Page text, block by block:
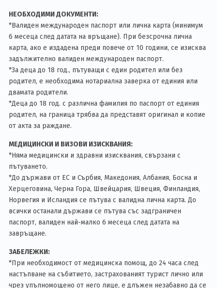
НЕОБХОДИМИ ДОКУМЕНТИ:
*Валиден международен паспорт или лична карта (минимум
6 месеца след датата на връщане). При безсрочна лична
карта, ако е издадена преди повече от 10 години, се изисква
задължително валиден международен паспорт.
*За деца до 18 год., пътуващи с един родител или без
родител, е необходима нотариална заверка от единия или
двамата родители.
*Деца до 18 год. с различна фамилия по паспорт от единия
родител, на граница трябва да представят оригинал и копие
от акта за раждане.
МЕДИЦИНСКИ И ВИЗОВИ ИЗИСКВАНИЯ:
*Няма медицински и здравни изисквания, свързани с
пътуването.
*До държави от ЕС и Сърбия, Македония, Албания, Босна и
Херцеговина, Черна Гора, Швейцария, Швеция, Финландия,
Норвегия и Исландия се пътува с валидна лична карта. До
всички останали държави се пътува със задграничен
паспорт, валиден най-малко 6 месеца след датата на
завръщане.
ЗАБЕЛЕЖКИ:
*При необходимост от медицинска помощ, до 24 часа след
настъпване на събитието, застрахованият турист лично или
чрез упълномощено от него лице, е длъжен незабавно да се